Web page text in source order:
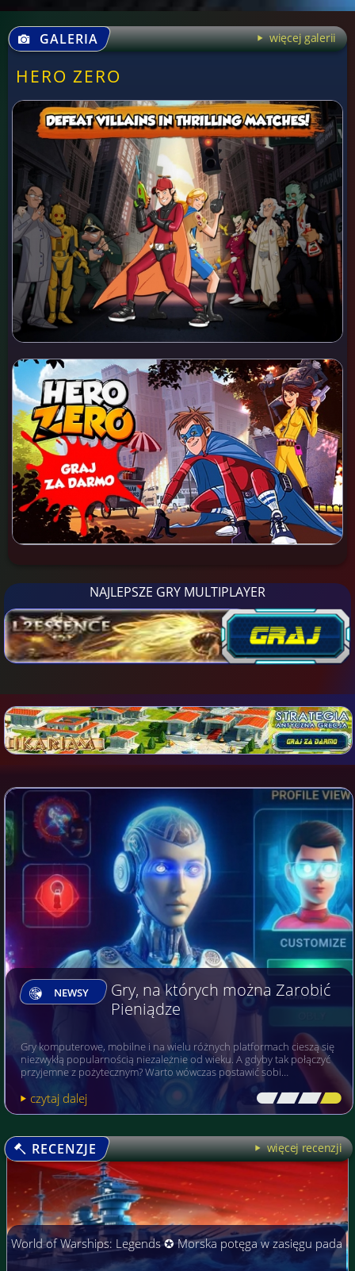
GALERIA więcej galerii
HERO ZERO
NAJLEPSZE GRY MULTIPLAYER
NEWSY
Gry, na których można Zarobić
Pieniądze
Gry komputerowe, mobilne i na wielu różnych platformach cieszą się
niezwykłą popularnością niezależnie od wieku. A gdyby tak połączyć
przyjemne z pożytecznym? Warto wówczas postawić sobi…
czytaj dalej [\ \\ \\ \]
RECENZJE więcej recenzji
World of Warships: Legends ✪ Morska potęga w zasięgu pada